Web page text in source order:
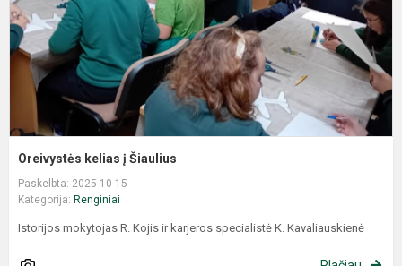
Oreivystės kelias į Šiaulius
Paskelbta: 2025-10-15
Kategorija: Renginiai
Istorijos mokytojas R. Kojis ir karjeros specialistė K. Kavaliauskienė